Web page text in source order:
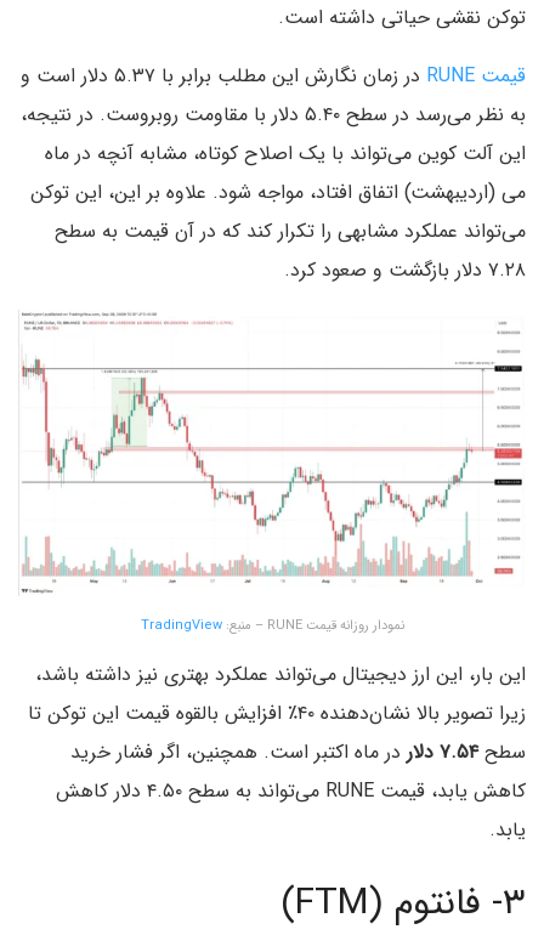
توکن نقشی حیاتی داشته است.
قیمت RUNE
در زمان نگارش این مطلب برابر با ۵.۳۷ دلار است و
به نظر می‌رسد در سطح ۵.۴۰ دلار با مقاومت روبروست. در نتیجه،
این آلت‌ کوین می‌تواند با یک اصلاح کوتاه، مشابه آنچه در ماه
می (اردیبهشت) اتفاق افتاد، مواجه شود. علاوه بر این، این توکن
می‌تواند عملکرد مشابهی را تکرار کند که در آن قیمت به سطح
۷.۲۸ دلار بازگشت و صعود کرد.
نمودار روزانه قیمت RUNE – منبع: TradingView
این بار، این ارز دیجیتال می‌تواند عملکرد بهتری نیز داشته باشد،
زیرا تصویر بالا نشان‌دهنده ۴۰٪ افزایش بالقوه قیمت این توکن تا
سطح۷.۵۴ دلار
در ماه اکتبر است. همچنین، اگر فشار خرید
کاهش یابد، قیمت RUNE می‌تواند به سطح ۴.۵۰ دلار کاهش
یابد.
۳- فانتوم (FTM)